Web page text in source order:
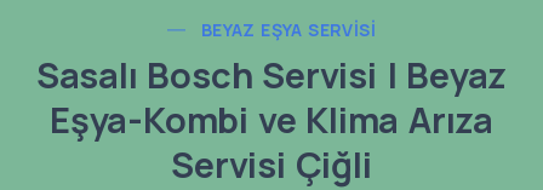
BEYAZ EŞYA SERVISI
Sasalı Bosch Servisi | Beyaz
Eşya-Kombi ve Klima Arıza
Servisi Çiğli